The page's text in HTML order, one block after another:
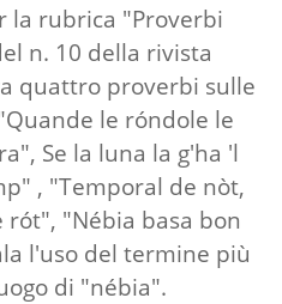
la rubrica "Proverbi
n. 10 della rivista
quattro proverbi sulle
le róndole le
Se la luna la g'ha 'l
, "Temporal de nòt,
rót", "Nébia basa bon
l'uso del termine più
di "nébia".